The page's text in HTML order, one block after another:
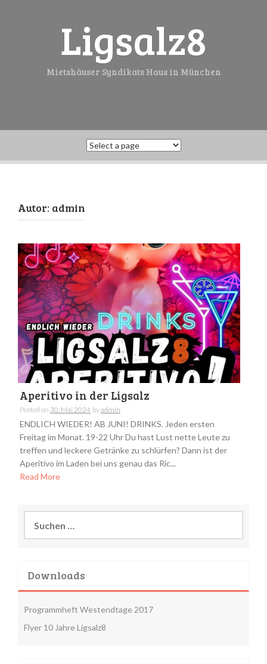
Ligsalz8
Mietshäuser Syndikats Haus in München
Autor: admin
Aperitivo in der Ligsalz
Posted on 30. Mai 2024 byadmin
ENDLICH WIEDER! AB JUNI! DRINKS. Jeden ersten
Freitag im Monat. 19-22 Uhr Du hast Lust nette Leute zu
treffen und leckere Getränke zu schlürfen? Dann ist der
Aperitivo im Laden bei uns genau das Ric...
Read More
nach:
Downloads
Programmheft Westendtage 2017
Flyer 10 Jahre Ligsalz8